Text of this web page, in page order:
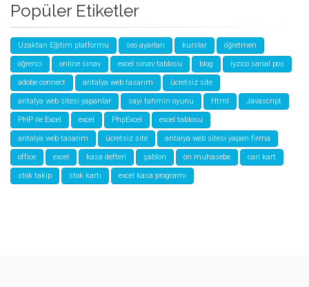
Popüler Etiketler
Uzaktan Eğitim platformu seo ayarları kurslar öğretmen
öğrenci online sınav excel sınav tablosu blog iyzico sanal pos
adobe connect antalya web tasarım ücretsiz site
antalya web sitesi yapanlar sayı tahmin oyunu Html Javascript
PHP ile Excel excel PhpExcel excel tablosu
antalya web tasarım ücretsiz site antalya web sitesi yapan firma
office excel kasa defteri şablon ön muhasebe cari kart
stok takip stok kartı excel kasa programı